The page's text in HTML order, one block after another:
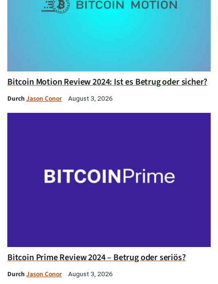
Bitcoin Motion Review 2024: Ist es Betrug oder sicher?
Durch Jason Conor August 3, 2026
Bitcoin Prime Review 2024 – Betrug oder seriös?
Durch Jason Conor August 3, 2026